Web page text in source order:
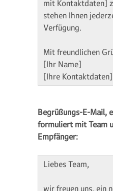
mit Kontaktdaten]
stehen Ihnen
Verfügung.
Mit freundlichen
[Ihr Name]
[Ihre Kontaktdaten]
Begrüßungs-E-Mail,
formuliert mit Team
Empfänger:
Liebes Team,
wir freuen uns, ein